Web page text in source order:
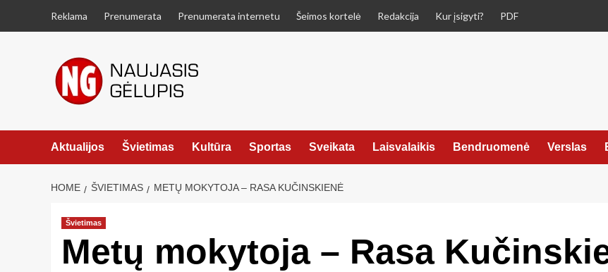
Reklama Prenumerata Prenumerata internetu Šeimos kortelė Redakcija Kur įsigyti? PDF
Aktualijos Švietimas Kultūra Sportas Sveikata Laisvalaikis Bendruomenė Verslas
HOME ŠVIETIMAS METŲ MOKYTOJA – RASA KUČINSKIENĖ
Švietimas
Metų mokytoja – Rasa